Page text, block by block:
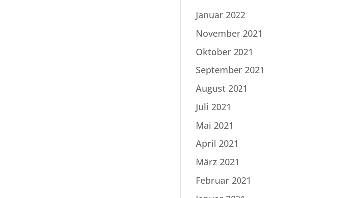
Januar 2022
November 2021
Oktober 2021
September 2021
August 2021
Juli 2021
Mai 2021
April 2021
März 2021
Februar 2021